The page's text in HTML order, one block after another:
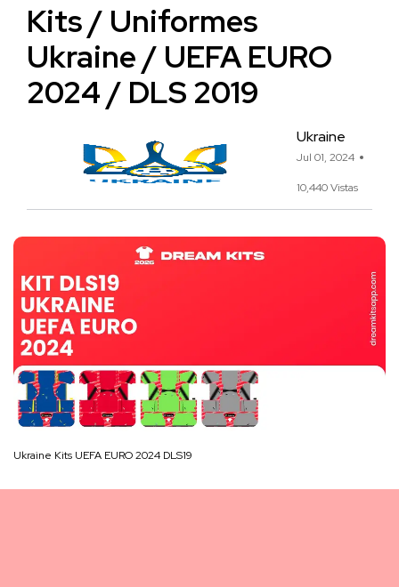
Kits / Uniformes
Ukraine / UEFA EURO
2024 / DLS 2019
Ukraine
Jul 01, 2024
10,440 Vistas
Ukraine Kits UEFA EURO 2024 DLS19